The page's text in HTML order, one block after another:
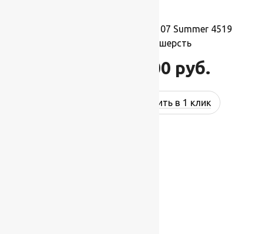
Ковер шерстяной Прямой 107 Summer 4519
2,00×3,00 м, 100% шерсть
66 000 руб.
Купить в 1 клик